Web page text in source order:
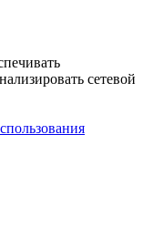
сетевой